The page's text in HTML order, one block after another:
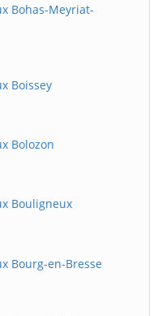
Bohas-Meyriat-
Boissey
Bolozon
Bouligneux
Bourg-en-Bresse